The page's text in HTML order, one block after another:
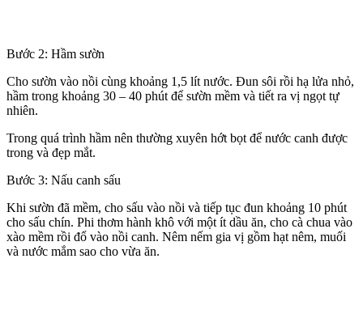
Bước 2: Hầm sườn
Cho sườn vào nồi cùng khoảng 1,5 lít nước. Đun sôi rồi hạ lửa nhỏ,
hầm trong khoảng 30 – 40 phút để sườn mềm và tiết ra vị ngọt tự
nhiên.
Trong quá trình hầm nên thường xuyên hớt bọt để nước canh được
trong và đẹp mắt.
Bước 3: Nấu canh sấu
Khi sườn đã mềm, cho sấu vào nồi và tiếp tục đun khoảng 10 phút
cho sấu chín. Phi thơm hành khô với một ít dầu ăn, cho cà chua vào
xào mềm rồi đổ vào nồi canh. Nêm nếm gia vị gồm hạt nêm, muối
và nước mắm sao cho vừa ăn.